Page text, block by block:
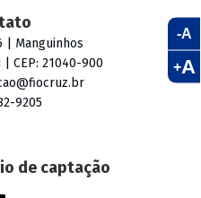
| Manguinhos
| CEP: 21040-900
9205
de captação
-A
+A